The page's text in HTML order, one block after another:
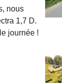
nous
1,7 D.
journée !